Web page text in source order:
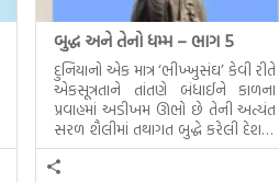
બુદ્ધ અને તેનો ધમ્મ – ભાગ 5
દુનિયાનો એક માત્ર ‘ભીખ્ખુસંઘ’ કેવી રીતે
એકસૂત્રતાને તાંતણે બંધાઈને કાળના
પ્રવાહમાં અડીખમ ઊભો છે તેની અત્યંત
સરળ શૈલીમાં તથાગત બુદ્ધે કરેલી દેશના
સમાવતો મૂલ્યવાન ગ્રંથ એટલે બુદ્ધ અને
તેનો ધમ્મ.